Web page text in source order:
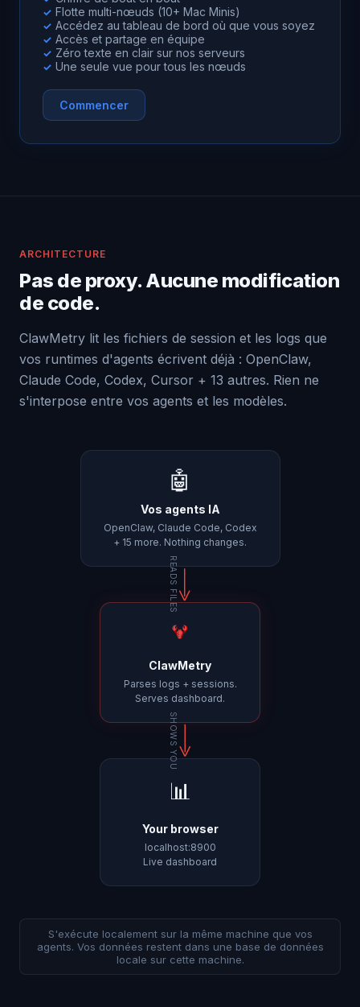
✓ Flotte multi-nœuds (10+ Mac Minis)
✓ Accédez au tableau de bord où que vous soyez
✓ Accès et partage en équipe
✓ Zéro texte en clair sur nos serveurs
✓ Une seule vue pour tous les nœuds
Commencer
ARCHITECTURE
Pas de proxy. Aucune modification
de code.
ClawMetry lit les fichiers de session et les logs que
vos runtimes d'agents écrivent déjà : OpenClaw,
Claude Code, Codex, Cursor + 13 autres. Rien ne
s'interpose entre vos agents et les modèles.
🤖
Vos agents IA
OpenClaw, Claude Code, Codex
+ 15 more. Nothing changes.
READS FILES
ClawMetry
Parses logs + sessions.
Serves dashboard.
SHOWS YOU
📊
Your browser
localhost:8900
Live dashboard
S'exécute localement sur la même machine que vos
agents. Vos données restent dans une base de données
locale sur cette machine.